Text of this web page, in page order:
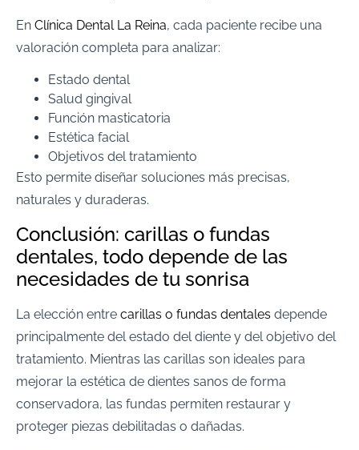
En Clínica Dental La Reina, cada paciente recibe una
valoración completa para analizar:
Estado dental
Salud gingival
Función masticatoria
Estética facial
Objetivos del tratamiento
Esto permite diseñar soluciones más precisas,
naturales y duraderas.
Conclusión: carillas o fundas
dentales, todo depende de las
necesidades de tu sonrisa
La elección entre carillas o fundas dentales depende
principalmente del estado del diente y del objetivo del
tratamiento. Mientras las carillas son ideales para
mejorar la estética de dientes sanos de forma
conservadora, las fundas permiten restaurar y
proteger piezas debilitadas o dañadas.